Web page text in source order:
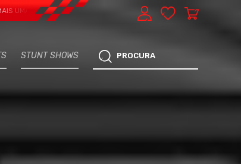
- EXPRESS CAR SERVICE, MANUTENÇÃO DO TEU CARRO -
STUNT SHOWS